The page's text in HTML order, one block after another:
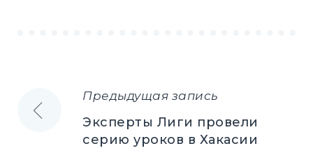
Навигация
Предыдущая запись
Эксперты Лиги провели
серию уроков в Хакасии